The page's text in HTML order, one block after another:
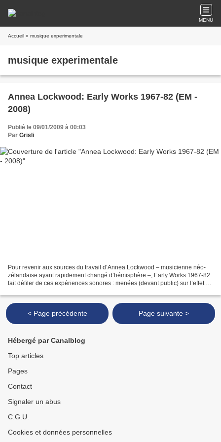
MENU
Accueil » musique experimentale
musique experimentale
Annea Lockwood: Early Works 1967-82 (EM -
2008)
Publié le 09/01/2009 à 00:03
Par Grisli
Pour revenir aux sources du travail d’Annea Lockwood – musicienne néo-
zélandaise ayant rapidement changé d’hémisphère –, Early Works 1967-82
fait défiler de ces expériences sonores : menées (devant public) sur l’effet du
< Page précédente Page suivante >
Hébergé par Canalblog
Top articles
Pages
Contact
Signaler un abus
C.G.U.
Cookies et données personnelles